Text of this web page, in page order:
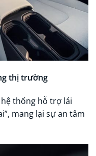
thị trường
thống hỗ trợ lái
mang lại sự an tâm